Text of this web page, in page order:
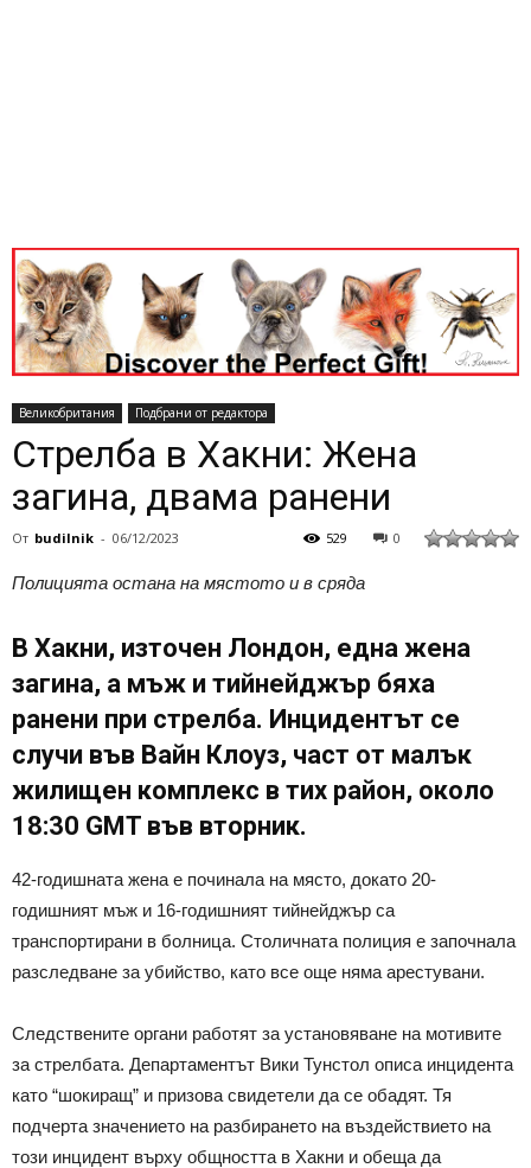
Великобритания Подбрани от редактора
Стрелба в Хакни: Жена
загина, двама ранени
От budilnik - 06/12/2023 0
529
Полицията остана на мястото и в сряда
В Хакни, източен Лондон, една жена
загина, а мъж и тийнейджър бяха
ранени при стрелба. Инцидентът се
случи във Вайн Клоуз, част от малък
жилищен комплекс в тих район, около
18:30 GMT във вторник.
42-годишната жена е починала на място, докато 20-
годишният мъж и 16-годишният тийнейджър са
транспортирани в болница. Столичната полиция е започнала
разследване за убийство, като все още няма арестувани.
Следствените органи работят за установяване на мотивите
за стрелбата. Департаментът Вики Тунстол описа инцидента
като “шокиращ” и призова свидетели да се обадят. Тя
подчерта значението на разбирането на въздействието на
този инцидент върху общността в Хакни и обеща да